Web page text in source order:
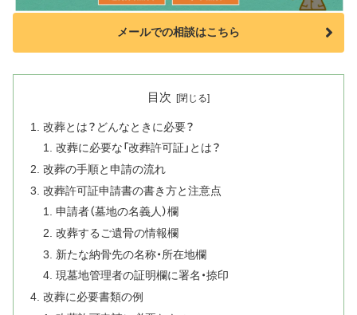
メールでの相談はこちら
目次
改葬とは？どんなときに必要？
改葬に必要な「改葬許可証」とは？
改葬の手順と申請の流れ
改葬許可証申請書の書き方と注意点
申請者（墓地の名義人）欄
改葬するご遺骨の情報欄
新たな納骨先の名称・所在地欄
現墓地管理者の証明欄に署名・捺印
改葬に必要書類の例